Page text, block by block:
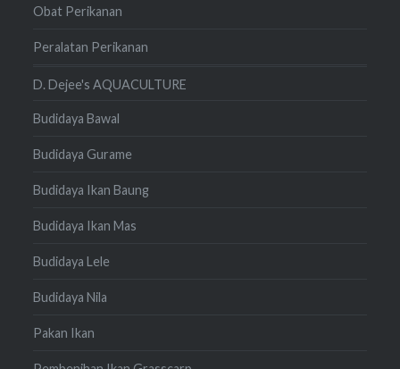
Obat Perikanan
Peralatan Perikanan
D. Dejee's AQUACULTURE
Budidaya Bawal
Budidaya Gurame
Budidaya Ikan Baung
Budidaya Ikan Mas
Budidaya Lele
Budidaya Nila
Pakan Ikan